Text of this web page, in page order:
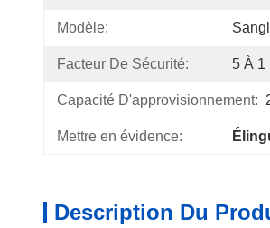
Modèle:
Facteur De Sécurité: 5 À 1
Capacité D'approvisionnement:
Mettre en évidence:
Description Du